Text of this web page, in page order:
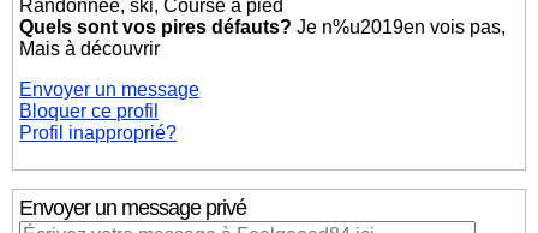
Randonnée, ski, Course à pied
Quels sont vos pires défauts? Je n%u2019en vois pas,
Mais à découvrir
Envoyer un message
Bloquer ce profil
Profil inapproprié?
Envoyer un message privé